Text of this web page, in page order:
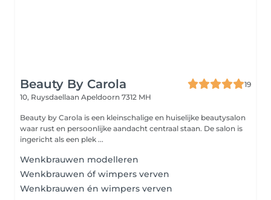
Beauty By Carola
19
10, Ruysdaellaan Apeldoorn 7312 MH
Beauty by Carola is een kleinschalige en huiselijke beautysalon
waar rust en persoonlijke aandacht centraal staan. De salon is
ingericht als een plek ...
Wenkbrauwen modelleren
Wenkbrauwen óf wimpers verven
Wenkbrauwen én wimpers verven